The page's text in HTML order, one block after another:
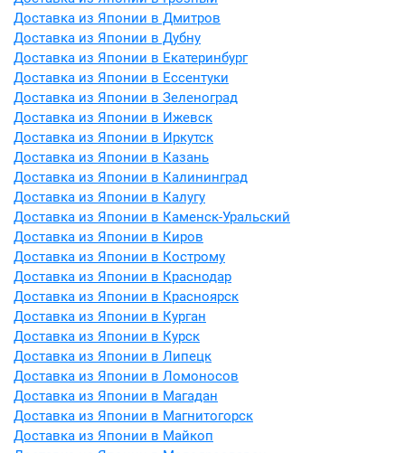
Доставка из Японии в Дмитров
Доставка из Японии в Дубну
Доставка из Японии в Екатеринбург
Доставка из Японии в Ессентуки
Доставка из Японии в Зеленоград
Доставка из Японии в Ижевск
Доставка из Японии в Иркутск
Доставка из Японии в Казань
Доставка из Японии в Калининград
Доставка из Японии в Калугу
Доставка из Японии в Каменск-Уральский
Доставка из Японии в Киров
Доставка из Японии в Кострому
Доставка из Японии в Краснодар
Доставка из Японии в Красноярск
Доставка из Японии в Курган
Доставка из Японии в Курск
Доставка из Японии в Липецк
Доставка из Японии в Ломоносов
Доставка из Японии в Магадан
Доставка из Японии в Магнитогорск
Доставка из Японии в Майкоп